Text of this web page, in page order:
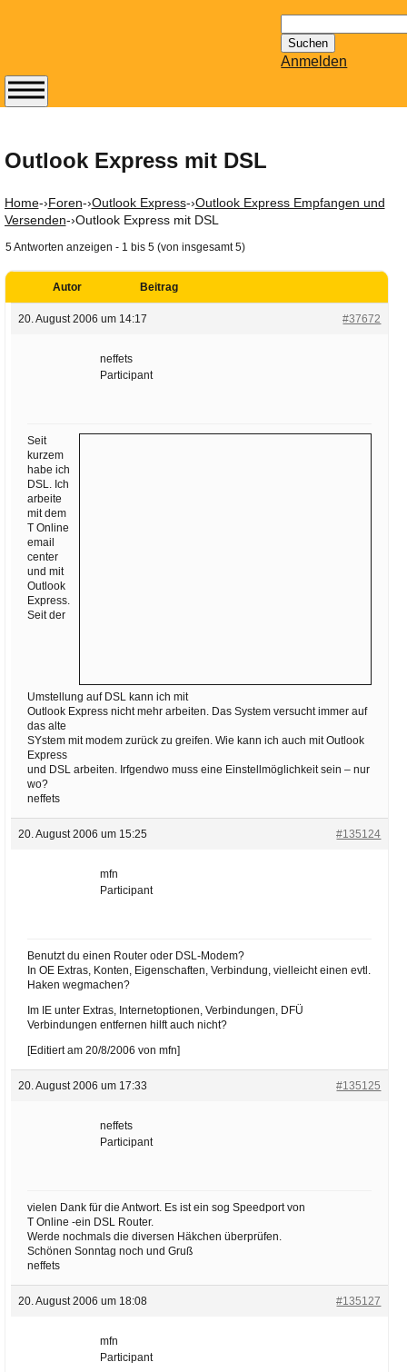
nach:
Anmelden
Outlook Express mit DSL
Home-›Foren-›Outlook Express-›Outlook Express Empfangen und
Versenden-›Outlook Express mit DSL
5 Antworten anzeigen - 1 bis 5 (von insgesamt 5)
Autor Beitrag
20. August 2006 um 14:17 #37672
neffets
Participant
Seit
kurzem
habe ich
DSL. Ich
arbeite
mit dem
T Online
email
center
und mit
Outlook
Express.
Seit der
Umstellung auf DSL kann ich mit
Outlook Express nicht mehr arbeiten. Das System versucht immer auf
das alte
SYstem mit modem zurück zu greifen. Wie kann ich auch mit Outlook
Express
und DSL arbeiten. Irfgendwo muss eine Einstellmöglichkeit sein – nur
wo?
neffets
20. August 2006 um 15:25 #135124
mfn
Participant
Benutzt du einen Router oder DSL-Modem?
In OE Extras, Konten, Eigenschaften, Verbindung, vielleicht einen evtl.
Haken wegmachen?
Im IE unter Extras, Internetoptionen, Verbindungen, DFÜ
Verbindungen entfernen hilft auch nicht?
[Editiert am 20/8/2006 von mfn]
20. August 2006 um 17:33 #135125
neffets
Participant
vielen Dank für die Antwort. Es ist ein sog Speedport von
T Online -ein DSL Router.
Werde nochmals die diversen Häkchen überprüfen.
Schönen Sonntag noch und Gruß
neffets
20. August 2006 um 18:08 #135127
mfn
Participant
Abonnieren Sie den
erscheinenden
Newsletter von
Mailhilfe.de
kostenlos.
Der ständig aktuelle
Email für Sie
bereithält!
Wie z.B. Outlook,
oder auch
KuNoMail, usw.
Adresse:
E-Mail
E-Mail bestätigen